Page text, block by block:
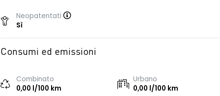
Neopatentati
Sì
Consumi ed emissioni
Combinato
0,00 l/100 km
Urbano
0,00 l/100 km